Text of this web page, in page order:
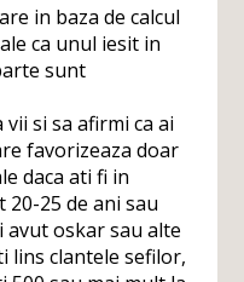
in baza de calcul
ca unul iesit in
sunt
si sa afirmi ca ai
favorizeaza doar
daca ati fi in
25 de ani sau
oskar sau alte
lins clantele sefilor,